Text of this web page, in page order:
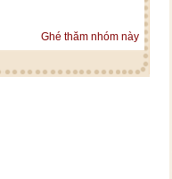
Ghé thăm nhóm này